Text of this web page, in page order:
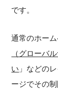
です。
通常のホー
（グローバ
い 」などの
ージでその制